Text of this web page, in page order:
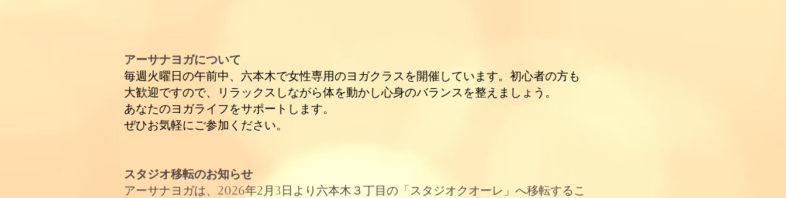
アーサナヨガについて
毎週火曜日の午前中、六本木で女性専用のヨガクラスを開催しています。初心者の方も
大歓迎ですので、リラックスしながら体を動かし心身のバランスを整えましょう。
あなたのヨガライフをサポートします。
ぜひお気軽にご参加ください。
スタジオ移転のお知らせ​
アーサナヨガは、2026年2月3日より六本木３丁目の「スタジオクオーレ」へ移転するこ